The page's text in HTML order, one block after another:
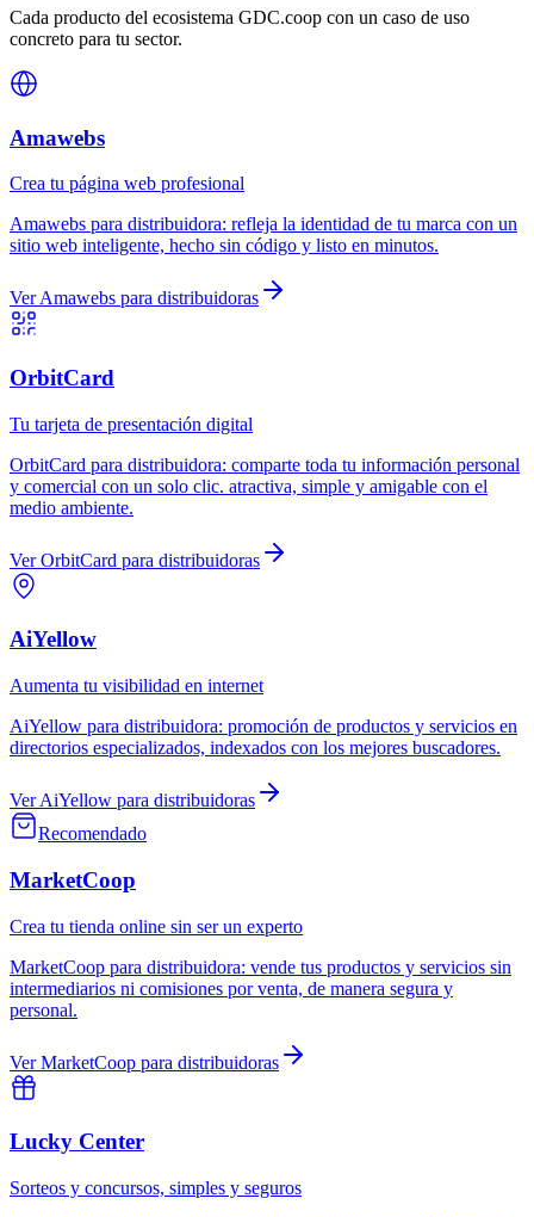
Cada producto del ecosistema GDC.coop con un caso de uso
concreto para tu sector.
Amawebs
Crea tu página web profesional
Amawebs para distribuidora: refleja la identidad de tu marca con un
sitio web inteligente, hecho sin código y listo en minutos.
VerAmawebs para distribuidoras
OrbitCard
Tu tarjeta de presentación digital
OrbitCard para distribuidora: comparte toda tu información personal
y comercial con un solo clic. atractiva, simple y amigable con el
medio ambiente.
VerOrbitCard para distribuidoras
AiYellow
Aumenta tu visibilidad en internet
AiYellow para distribuidora: promoción de productos y servicios en
directorios especializados, indexados con los mejores buscadores.
VerAiYellow para distribuidoras
Recomendado
MarketCoop
Crea tu tienda online sin ser un experto
MarketCoop para distribuidora: vende tus productos y servicios sin
intermediarios ni comisiones por venta, de manera segura y
personal.
VerMarketCoop para distribuidoras
Lucky Center
Sorteos y concursos, simples y seguros